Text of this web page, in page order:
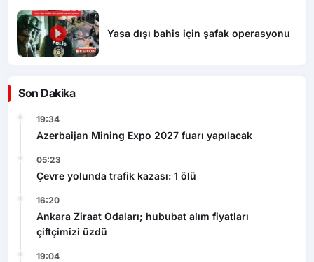
Yasa dışı bahis için şafak operasyonu
Son Dakika
19:34
Azerbaijan Mining Expo 2027 fuarı yapılacak
05:23
Çevre yolunda trafik kazası: 1 ölü
16:20
Ankara Ziraat Odaları; hububat alım fiyatları
çiftçimizi üzdü
19:04